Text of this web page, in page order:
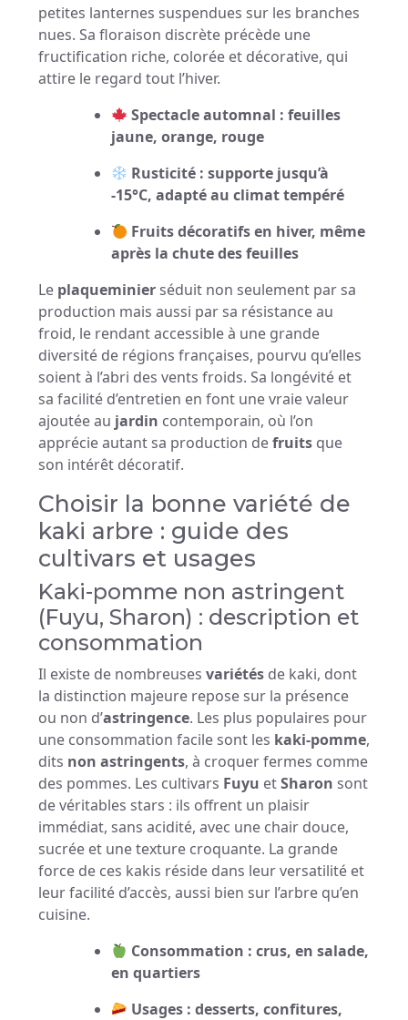
petites lanternes suspendues sur les branches
nues. Sa floraison discrète précède une
fructification riche, colorée et décorative, qui
attire le regard tout l’hiver.
Spectacle automnal : feuilles
jaune, orange, rouge
Rusticité : supporte jusqu’à
-15°C, adapté au climat tempéré
Fruits décoratifs en hiver, même
après la chute des feuilles
Le plaqueminierséduit non seulement par sa
production mais aussi par sa résistance au
froid, le rendant accessible à une grande
diversité de régions françaises, pourvu qu’elles
soient à l’abri des vents froids. Sa longévité et
sa facilité d’entretien en font une vraie valeur
ajoutée au jardin contemporain, où l’on
apprécie autant sa production defruits que
son intérêt décoratif.
Choisir la bonne variété de
kaki arbre : guide des
cultivars et usages
Kaki-pomme non astringent
(Fuyu, Sharon) : description et
consommation
Il existe de nombreuses variétés de kaki, dont
la distinction majeure repose sur la présence
ou non d’astringence. Les plus populaires pour
une consommation facile sont les kaki-pomme,
dits non astringents, à croquer fermes comme
des pommes. Les cultivars Fuyu etSharon sont
de véritables stars : ils offrent un plaisir
immédiat, sans acidité, avec une chair douce,
sucrée et une texture croquante. La grande
force de ces kakis réside dans leur versatilité et
leur facilité d’accès, aussi bien sur l’arbre qu’en
cuisine.
Consommation : crus, en salade,
en quartiers
Usages : desserts, confitures,